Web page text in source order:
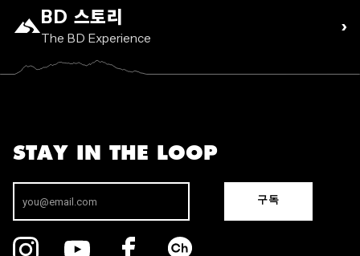
BD 스토리
The BD Experience
›
STAY IN THE LOOP
구독